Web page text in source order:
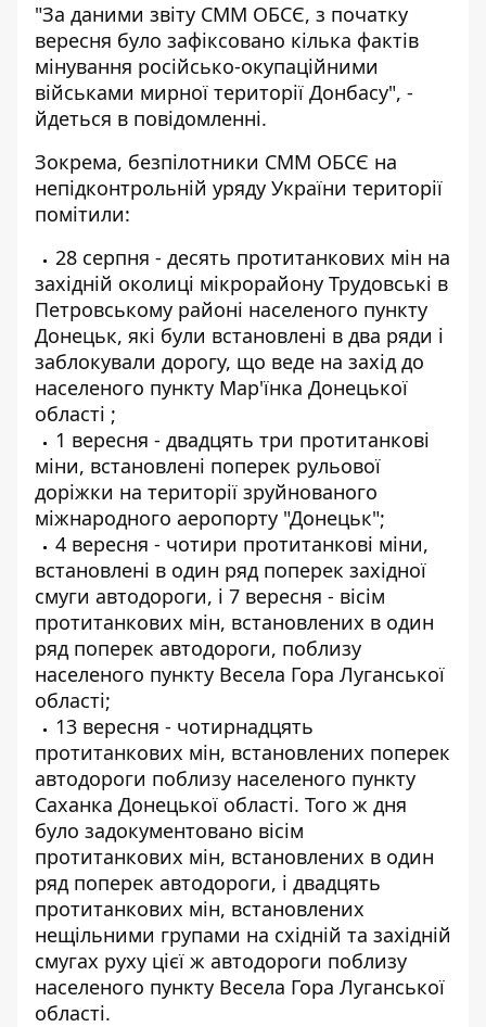
"За даними звіту СММ ОБСЄ, з початку
вересня було зафіксовано кілька фактів
мінування російсько-окупаційними
військами мирної території Донбасу", -
йдеться в повідомленні.
Зокрема, безпілотники СММ ОБСЄ на
непідконтрольній уряду України території
помітили:
28 серпня - десять протитанкових мін на
західній околиці мікрорайону Трудовські в
Петровському районі населеного пункту
Донецьк, які були встановлені в два ряди і
заблокували дорогу, що веде на захід до
населеного пункту Мар'їнка Донецької
області ;
1 вересня - двадцять три протитанкові
міни, встановлені поперек рульової
доріжки на території зруйнованого
міжнародного аеропорту "Донецьк";
4 вересня - чотири протитанкові міни,
встановлені в один ряд поперек західної
смуги автодороги, і 7 вересня - вісім
протитанкових мін, встановлених в один
ряд поперек автодороги, поблизу
населеного пункту Весела Гора Луганської
області;
13 вересня - чотирнадцять
протитанкових мін, встановлених поперек
автодороги поблизу населеного пункту
Саханка Донецької області. Того ж дня
було задокументовано вісім
протитанкових мін, встановлених в один
ряд поперек автодороги, і двадцять
протитанкових мін, встановлених
нещільними групами на східній та західній
смугах руху цієї ж автодороги поблизу
населеного пункту Весела Гора Луганської
області.